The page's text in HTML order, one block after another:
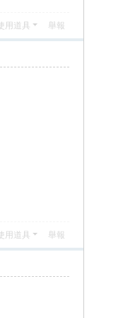
用道具 舉報
用道具 舉報